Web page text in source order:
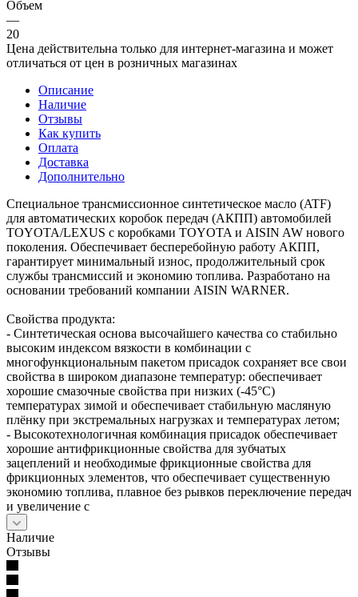
Объем
—
20
Цена действительна только для интернет-магазина и может
отличаться от цен в розничных магазинах
Описание
Наличие
Отзывы
Как купить
Оплата
Доставка
Дополнительно
Специальное трансмиссионное синтетическое масло (ATF)
для автоматических коробок передач (АКПП) автомобилей
TOYOTA/LEXUS c коробками TOYOTA и AISIN AW нового
поколения. Обеспечивает бесперебойную работу АКПП,
гарантирует минимальный износ, продолжительный срок
службы трансмиссий и экономию топлива. Разработано на
основании требований компании AISIN WARNER.
Свойства продукта:
- Синтетическая основа высочайшего качества со стабильно
высоким индексом вязкости в комбинации с
многофункциональным пакетом присадок сохраняет все свои
свойства в широком диапазоне температур: обеспечивает
хорошие смазочные свойства при низких (-45°C)
температурах зимой и обеспечивает стабильную масляную
плёнку при экстремальных нагрузках и температурах летом;
- Высокотехнологичная комбинация присадок обеспечивает
хорошие антифрикционные свойства для зубчатых
зацеплений и необходимые фрикционные свойства для
фрикционных элементов, что обеспечивает существенную
экономию топлива, плавное без рывков переключение передач
и увеличение с
Наличие
Отзывы